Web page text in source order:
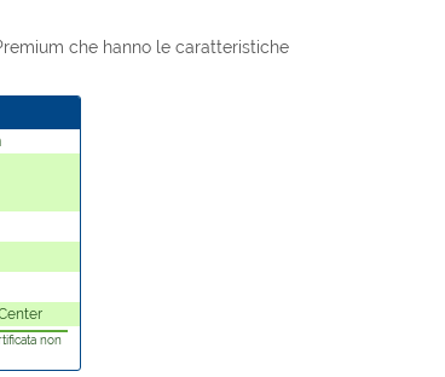
che hanno le caratteristiche
non